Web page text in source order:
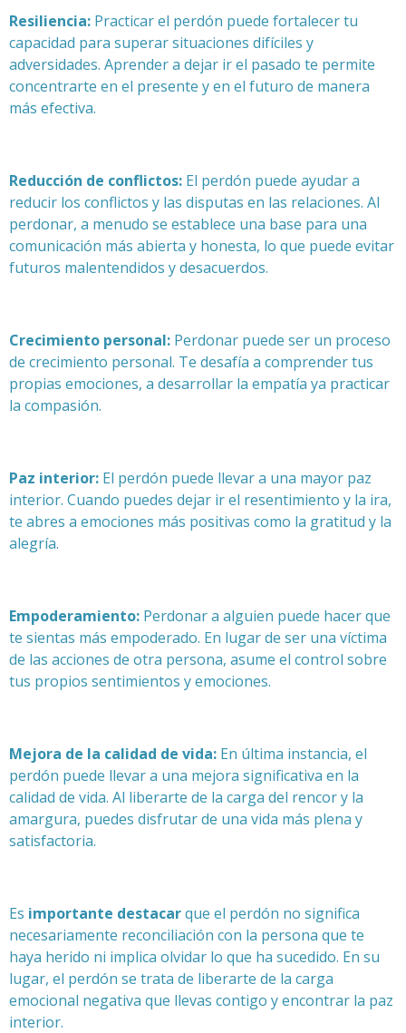
Resiliencia: Practicar el perdón puede fortalecer tu
capacidad para superar situaciones difíciles y
adversidades. Aprender a dejar ir el pasado te permite
concentrarte en el presente y en el futuro de manera
más efectiva.
Reducción de conflictos: El perdón puede ayudar a
reducir los conflictos y las disputas en las relaciones. Al
perdonar, a menudo se establece una base para una
comunicación más abierta y honesta, lo que puede evitar
futuros malentendidos y desacuerdos.
Crecimiento personal: Perdonar puede ser un proceso
de crecimiento personal. Te desafía a comprender tus
propias emociones, a desarrollar la empatía ya practicar
la compasión.
Paz interior: El perdón puede llevar a una mayor paz
interior. Cuando puedes dejar ir el resentimiento y la ira,
te abres a emociones más positivas como la gratitud y la
alegría.
Empoderamiento: Perdonar a alguien puede hacer que
te sientas más empoderado. En lugar de ser una víctima
de las acciones de otra persona, asume el control sobre
tus propios sentimientos y emociones.
Mejora de la calidad de vida: En última instancia, el
perdón puede llevar a una mejora significativa en la
calidad de vida. Al liberarte de la carga del rencor y la
amargura, puedes disfrutar de una vida más plena y
satisfactoria.
Es importante destacarque el perdón no significa
necesariamente reconciliación con la persona que te
haya herido ni implica olvidar lo que ha sucedido. En su
lugar, el perdón se trata de liberarte de la carga
emocional negativa que llevas contigo y encontrar la paz
interior.